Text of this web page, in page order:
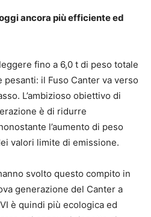
ancora più efficiente ed
fino a 6,0 t di peso totale
pesanti: il Fuso Canter va verso
L’ambizioso obiettivo di
è di ridurre
l’aumento di peso
valori limite di emissione.
svolto questo compito in
generazione del Canter a
è quindi più ecologica ed